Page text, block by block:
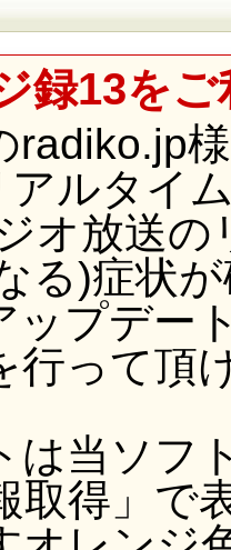
録13を
radiko.jp
ルタイ
オ放送
る)症状
ップデー
行って頂
は当ソフ
取得」で